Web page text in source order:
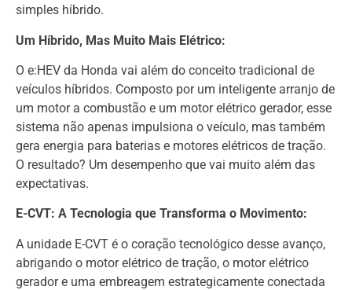
simples híbrido.
Um Híbrido, Mas Muito Mais Elétrico:
O e:HEV da Honda vai além do conceito tradicional de
veículos híbridos. Composto por um inteligente arranjo de
um motor a combustão e um motor elétrico gerador, esse
sistema não apenas impulsiona o veículo, mas também
gera energia para baterias e motores elétricos de tração.
O resultado? Um desempenho que vai muito além das
expectativas.
E-CVT: A Tecnologia que Transforma o Movimento:
A unidade E-CVT é o coração tecnológico desse avanço,
abrigando o motor elétrico de tração, o motor elétrico
gerador e uma embreagem estrategicamente conectada